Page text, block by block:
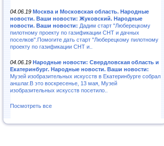
04.06.19 Москва и Московская область. Народные
новости. Ваши новости: Жуковский. Народные
новости. Ваши новости: Дадим старт "Люберецкому
пилотному проекту по газификации СНТ и дачных
поселков".Помогите дать старт "Люберецкому пилотному
проекту по газификации СНТ и..
04.06.19 Народные новости: Свердловская область и
Екатеринбург. Народные новости. Ваши новости:
Музей изобразительных искусств в Екатеринбурге собрал
аншлаг.В это воскресенье, 13 мая, Музей
изобразительных искусств посетило..
Посмотреть все